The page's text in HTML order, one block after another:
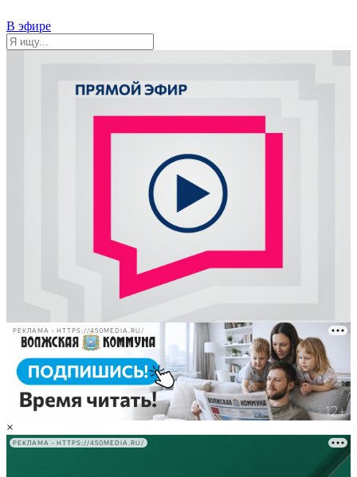
В эфире
РЕКЛАМА • HTTPS://450MEDIA.RU/
×
РЕКЛАМА • HTTPS://450MEDIA.RU/